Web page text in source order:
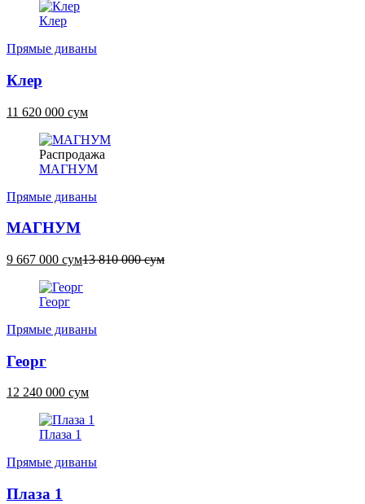
Клер
Прямые диваны
Клер
11 620 000 сум
Распродажа
МАГНУМ
Прямые диваны
МАГНУМ
9 667 000 сум13 810 000 сум
Георг
Прямые диваны
Георг
12 240 000 сум
Плаза 1
Прямые диваны
Плаза 1